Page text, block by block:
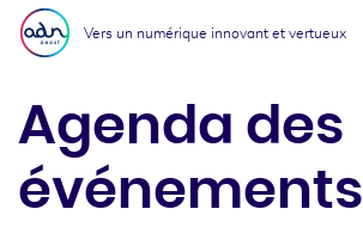
Aller au menu
Aller au contenu
Vers un numérique innovant et vertueux
Agenda des
événements